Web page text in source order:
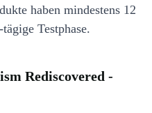
haben mindestens 12
Testphase.
Rediscovered -